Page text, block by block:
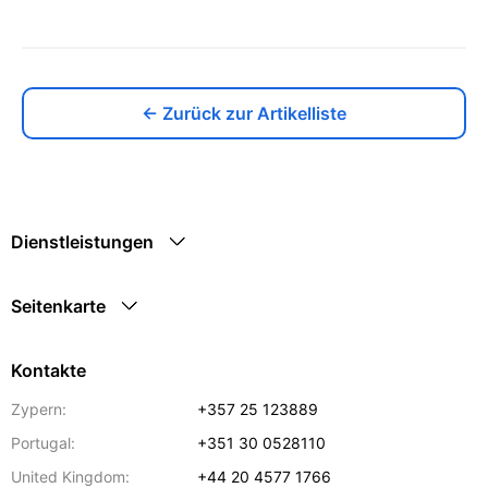
← Zurück zur Artikelliste
Dienstleistungen
Seitenkarte
Kontakte
Zypern:
+357 25 123889
Portugal:
+351 30 0528110
United Kingdom:
+44 20 4577 1766